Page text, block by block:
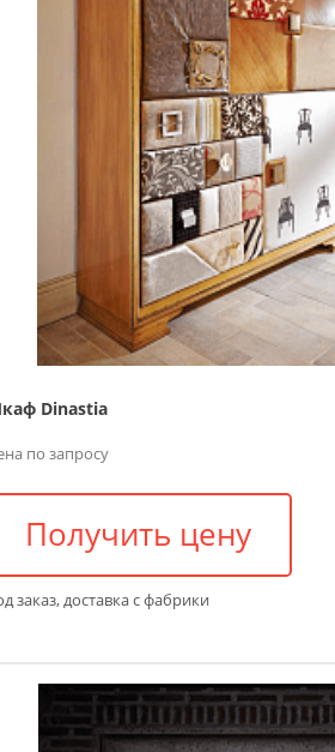
Dinastia
по запросу
Получить цену
заказ, доставка с фабрики